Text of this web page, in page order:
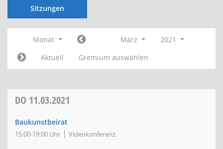
Sitzungen
Monat März
2021
Aktuell
Gremium auswählen
DO 11.03.2021
Baukunstbeirat
15:00-19:00 Uhr Videokonferenz